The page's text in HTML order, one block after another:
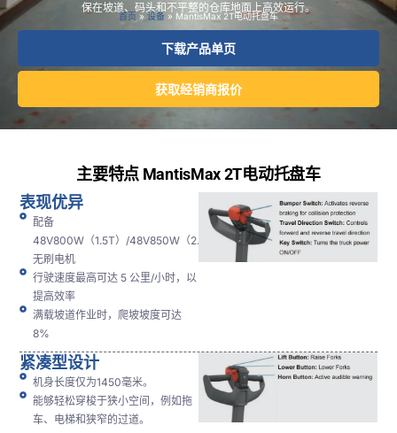
保在坡道、码头和不平整的仓库地面上高效运行。
首页 » 设备 » MantisMax 2T电动托盘车
下载产品单页
获取经销商报价
主要特点 MantisMax 2T电动托盘车
表现优异
配备
48V800W（1.5T）/48V850W（2.0T）
无刷电机
行驶速度最高可达 5 公里/小时，以
提高效率
满载坡道作业时，爬坡坡度可达
8%
紧凑型设计
机身长度仅为1450毫米。
能够轻松穿梭于狭小空间，例如拖
车、电梯和狭窄的过道。